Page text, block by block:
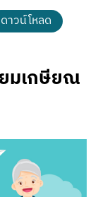
ดาวน์โหลด
มเกษียณ